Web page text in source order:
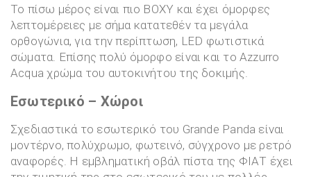
Το πίσω μέρος είναι πιο BOXY και έχει όμορφες
λεπτομέρειες με σήμα κατατεθέν τα μεγάλα
ορθογώνια, για την περίπτωση, LED φωτιστικά
σώματα. Επίσης πολύ όμορφο είναι και το Azzurro
Acqua χρώμα του αυτοκινήτου της δοκιμής.
Εσωτερικό – Χώροι
Σχεδιαστικά το εσωτερικό του Grande Panda είναι
μοντέρνο, πολύχρωμο, φωτεινό, σύγχρονο με ρετρό
αναφορές. Η εμβληματική οβάλ πίστα της ΦΙΑΤ έχει